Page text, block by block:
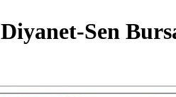
Diyanet-Sen